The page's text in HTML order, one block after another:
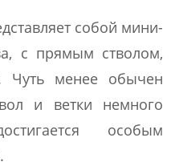
собой мини-
с прямым стволом,
Чуть менее обычен
и ветки немного
особым